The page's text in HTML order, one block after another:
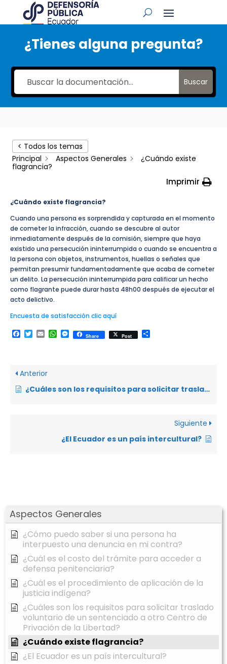
¿Tienes alguna pregunta?
Buscar
Aspectos Generales
¿Cómo puedo saber si una persona ha
interpuesto una denuncia en mi contra?
¿Cuál es el costo del trámite para acceder a
defensa penitenciaria?
¿Cuál es el procedimiento de aplicación de la
justicia indígena?
¿Cuáles son los requisitos para solicitar traslado
voluntario de un sentenciado a otro Centro de
Privación de la Libertad?
¿Cuándo existe flagrancia?
¿El Ecuador es un país intercultural?
< Todos los temas
Principal
Aspectos Generales
¿Cuándo existe
flagrancia?
Imprimir
¿Cuándo existe flagrancia?
Cuando una persona es sorprendida y capturada en el momento
de cometer la infracción, cuando se descubre al autor
inmediatamente después de la comisión, siempre que haya
existido una persecución ininterrumpida o cuando se encuentra a
la persona con objetos, instrumentos, huellas o señales que
permitan presumir fundamentadamente que acaba de cometer
un delito. La persecución ininterrumpida para calificar un hecho
como flagrante puede durar hasta 48h00 después de ejecutar el
acto delictivo.
Encuesta de satisfacción clic aquí
Facebook
Twitter
EmailWhatsApp
Messenger
Share Post
Anterior
¿Cuáles son los requisitos para solicitar traslado voluntario de un sentenciado a otro Centro de Privación de la Libertad?
Siguiente
¿El Ecuador es un país intercultural?